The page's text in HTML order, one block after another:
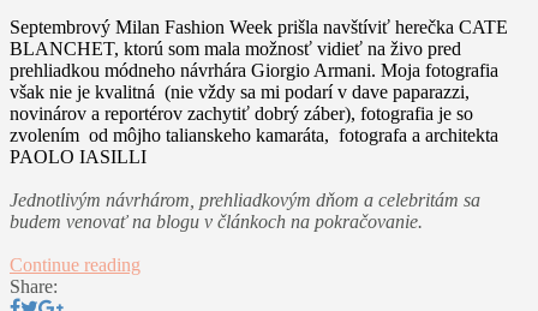
Septembrový Milan Fashion Week prišla navštíviť herečka CATE
BLANCHET, ktorú som mala možnosť vidieť na živo pred
prehliadkou módneho návrhára Giorgio Armani. Moja fotografia
však nie je kvalitná (nie vždy sa mi podarí v dave paparazzi,
novinárov a reportérov zachytiť dobrý záber), fotografia je so
zvolením od môjho talianskeho kamaráta, fotografa a architekta
PAOLO IASILLI
Jednotlivým návrhárom, prehliadkovým dňom a celebritám sa
budem venovať na blogu v článkoch na pokračovanie.
Continue reading
Share: